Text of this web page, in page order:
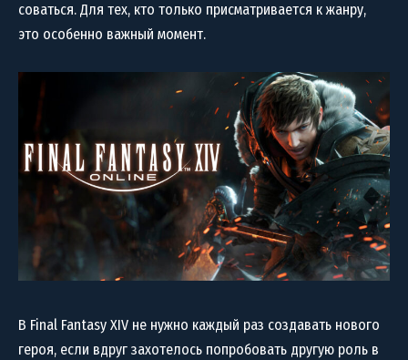
соваться. Для тех, кто только присматривается к жанру,
это особенно важный момент.
В Final Fantasy XIV не нужно каждый раз создавать нового
героя, если вдруг захотелось попробовать другую роль в